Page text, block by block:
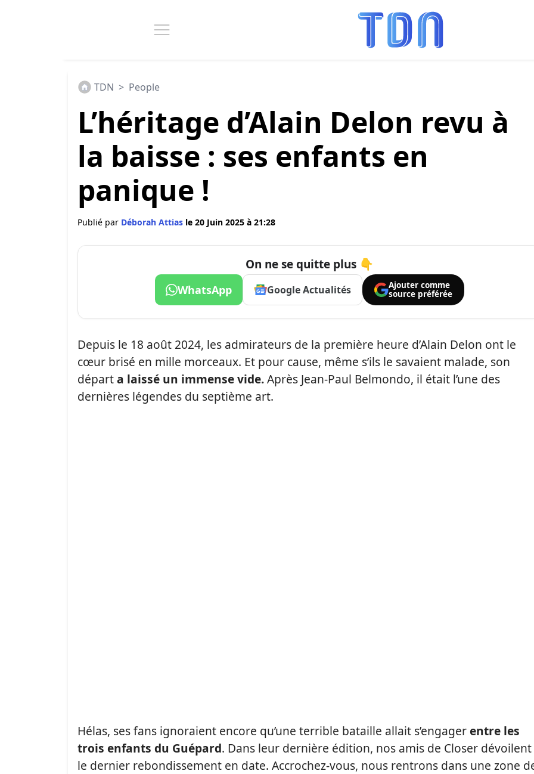
TDN > People
L’héritage d’Alain Delon revu à
la baisse : ses enfants en
panique !
Publié par Déborah Attias le 20 Juin 2025 à 21:28
On ne se quitte plus 👇
WhatsApp Google Actualités
Ajouter comme
source préférée
Depuis le 18 août 2024, les admirateurs de la première heure d’Alain Delon ont le
cœur brisé en mille morceaux. Et pour cause, même s’ils le savaient malade, son
départa laissé un immense vide.Après Jean-Paul Belmondo, il était l’une des
dernières légendes du septième art.
Hélas, ses fans ignoraient encore qu’une terrible bataille allait s’engagerentre les
trois enfants du Guépard. Dans leur dernière édition, nos amis de Closer dévoilent
le dernier rebondissement en date. Accrochez-vous, nous rentrons dans une zone